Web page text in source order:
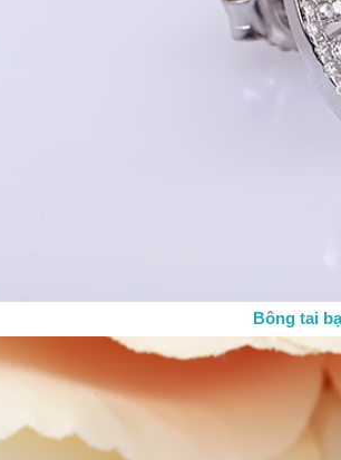
Bông tai